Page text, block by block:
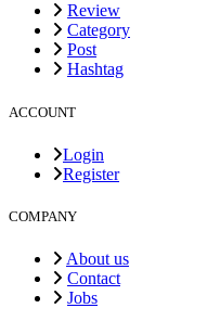
Review
Category
Post
Hashtag
ACCOUNT
Login
Register
COMPANY
About us
Contact
Jobs